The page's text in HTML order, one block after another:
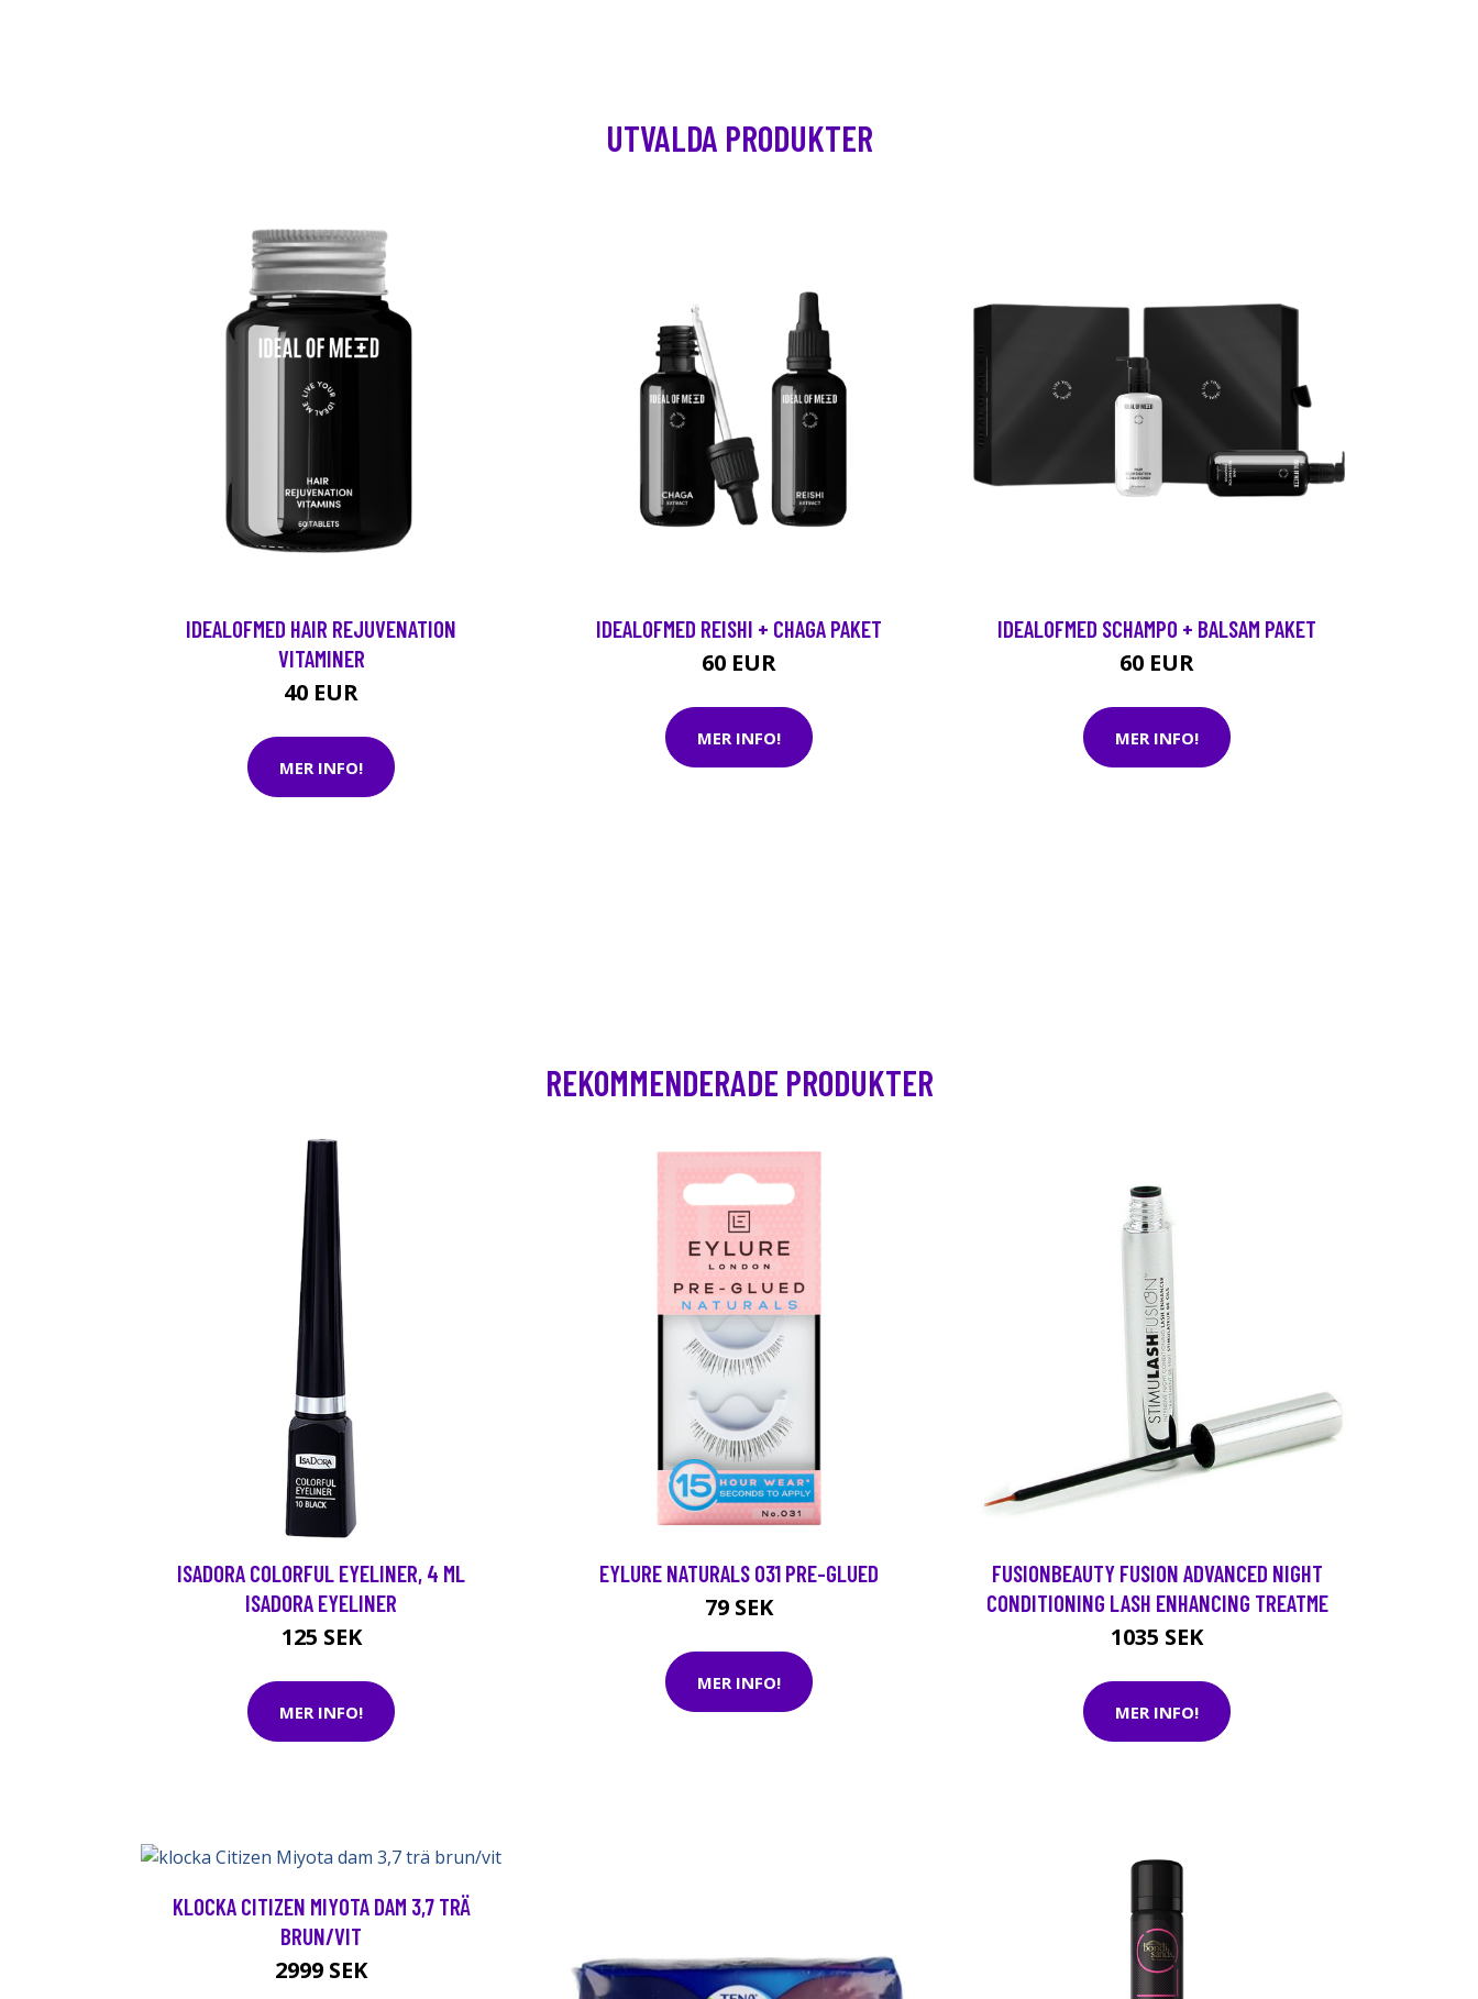
UTVALDA PRODUKTER
IDEALOFMED HAIR REJUVENATION
VITAMINER
40 EUR
MER INFO!
IDEALOFMED REISHI + CHAGA PAKET
60 EUR
MER INFO!
IDEALOFMED SCHAMPO + BALSAM PAKET
60 EUR
MER INFO!
REKOMMENDERADE PRODUKTER
ISADORA COLORFUL EYELINER, 4 ML
ISADORA EYELINER
125 SEK
MER INFO!
EYLURE NATURALS 031 PRE-GLUED
79 SEK
MER INFO!
FUSIONBEAUTY FUSION ADVANCED NIGHT
CONDITIONING LASH ENHANCING TREATME
1035 SEK
MER INFO!
KLOCKA CITIZEN MIYOTA DAM 3,7 TRÄ
BRUN/VIT
2999 SEK